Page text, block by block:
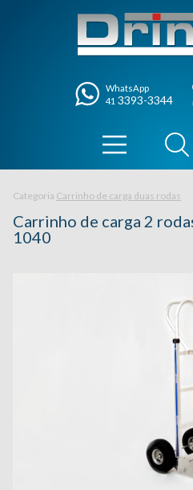
WhatsApp
41 3393-3344
Categoria Carrinho de carga duas rodas
Carrinho de carga 2
1040